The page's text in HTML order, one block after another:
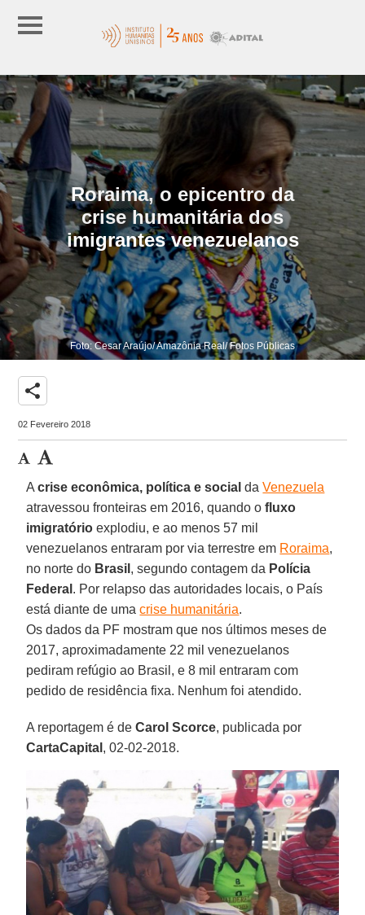
Roraima, o epicentro da
crise humanitária dos
imigrantes venezuelanos
Foto: Cesar Araújo/ Amazônia Real/ Fotos Públicas
share
02 Fevereiro 2018
Acrise econômica, política e social daVenezuela
atravessou fronteiras em 2016, quando ofluxo
imigratório explodiu, e ao menos 57 mil
venezuelanos entraram por via terrestre em Roraima,
no norte do Brasil , segundo contagem da Polícia
Federal . Por relapso das autoridades locais, o País
está diante de umacrise humanitária.
Os dados da PF mostram que nos últimos meses de
2017, aproximadamente 22 mil venezuelanos
pediram refúgio ao Brasil, e 8 mil entraram com
pedido de residência fixa. Nenhum foi atendido.
A reportagem é deCarol Scorce, publicada por
CartaCapital , 02-02-2018.